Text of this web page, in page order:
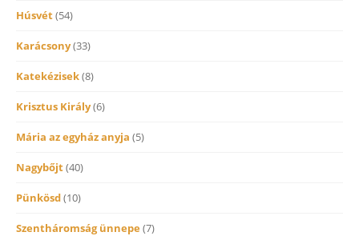
Húsvét(54)
Karácsony(33)
Katekézisek(8)
Krisztus Király(6)
Mária az egyház anyja (5)
Nagybőjt(40)
Pünkösd(10)
Szentháromság ünnepe(7)